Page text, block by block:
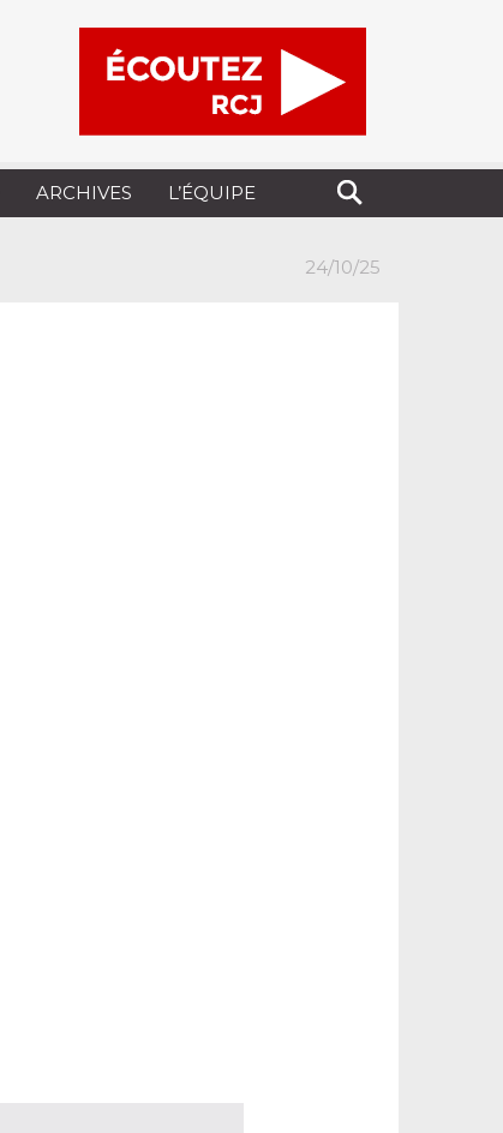
ARCHIVES L’ÉQUIPE
24/10/25